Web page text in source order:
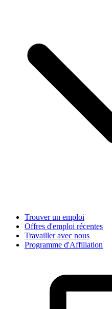
Trouver un emploi
Offres d'emploi récentes
Travailler avec nous
Programme d'Affiliation